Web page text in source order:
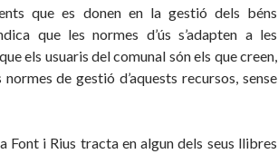
que es donen en la gestió dels béns
que les normes d’ús s’adapten a les
els usuaris del comunal són els que creen,
de gestió d’aquests recursos, sense
Font i Rius tracta en algun dels seus llibres